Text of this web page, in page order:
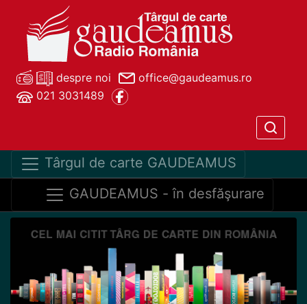
despre noi
office@gaudeamus.ro
021 3031489
Târgul de carte GAUDEAMUS
GAUDEAMUS - în desfăşurare